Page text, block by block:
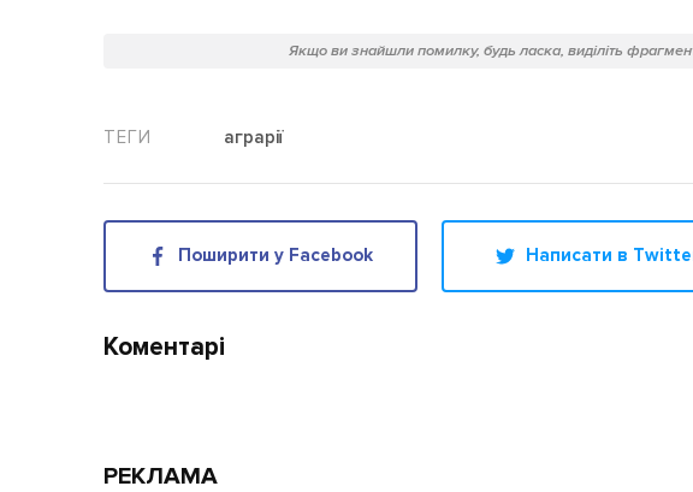
Якщо ви знайшли помилку, будь ласка, виділіть фрагмент
аграрії
Поширити у Facebook Написати в
Коментарі
РЕКЛАМА